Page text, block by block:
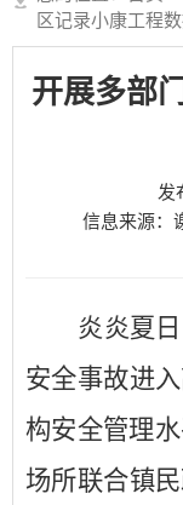
区记录小康工程
开展多部
发
信息来源：
炎炎夏
安全事故进
构安全管理
场所联合镇